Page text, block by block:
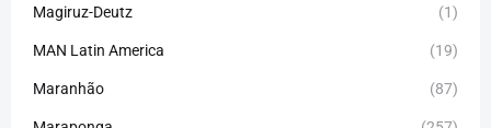
Magiruz-Deutz (1)
MAN Latin America (19)
Maranhão (87)